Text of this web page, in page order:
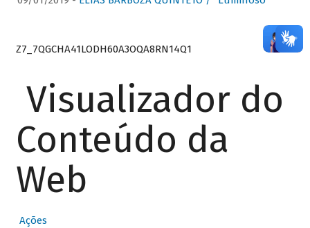
Z7_7QGCHA41LODH60A3OQA8RN14Q1
Visualizador do
Conteúdo da
Web
Ações